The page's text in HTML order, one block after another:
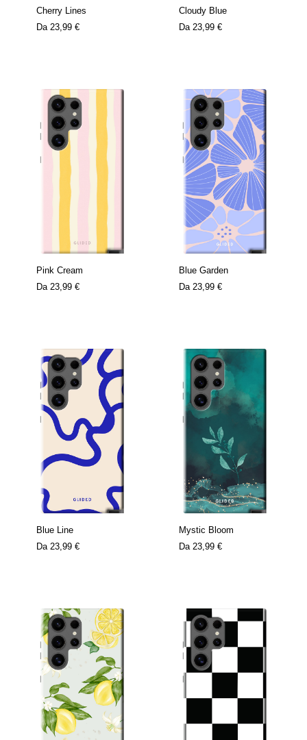
Cherry Lines
Da 23,99 €
Cloudy Blue
Da 23,99 €
Pink Cream
Da 23,99 €
Blue Garden
Da 23,99 €
Blue Line
Da 23,99 €
Mystic Bloom
Da 23,99 €